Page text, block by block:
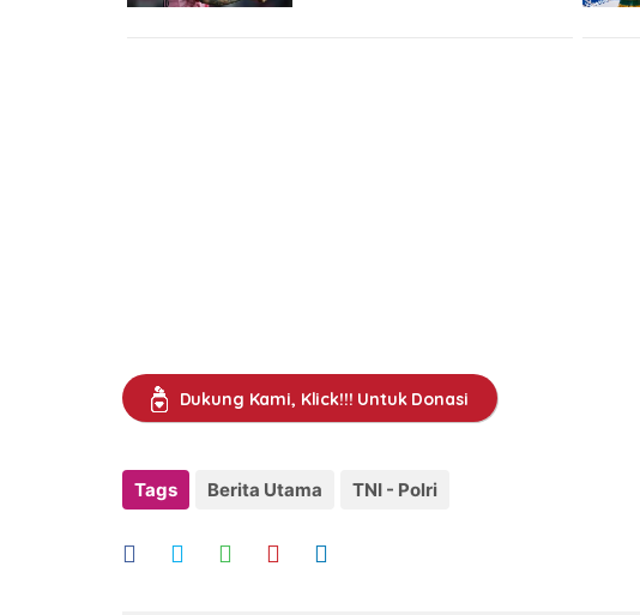
Dukung Kami, Klick!!! Untuk Donasi
Tags Berita Utama TNI - Polri